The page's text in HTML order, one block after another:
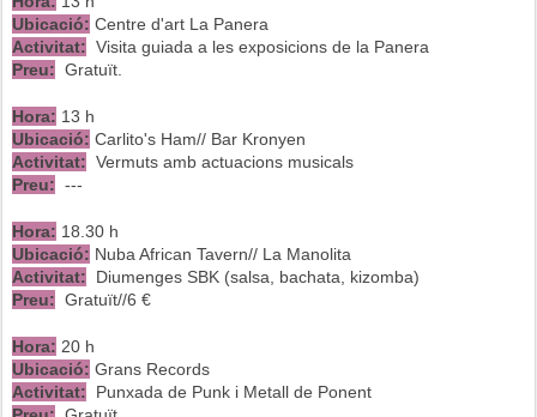
Ubicació: Centre d'art La Panera
Activitat: Visita guiada a les exposicions de la Panera
Preu: Gratuït.
Hora: 13 h
Ubicació: Carlito's Ham// Bar Kronyen
Activitat: Vermuts amb actuacions musicals
Preu: ---
Hora: 18.30 h
Ubicació: Nuba African Tavern// La Manolita
Activitat: Diumenges SBK (salsa, bachata, kizomba)
Preu: Gratuït//6 €
Hora: 20 h
Ubicació: Grans Records
Activitat: Punxada de Punk i Metall de Ponent